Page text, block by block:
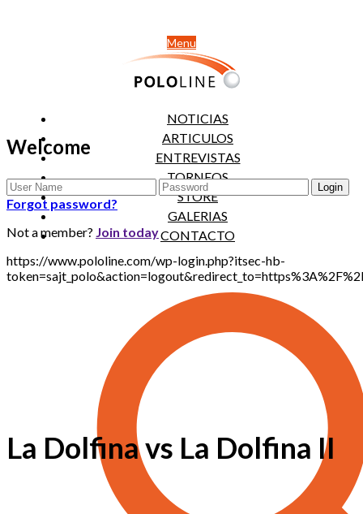
Menu
NOTICIAS
ARTICULOS
ENTREVISTAS
TORNEOS
STORE
GALERIAS
CONTACTO
Welcome
Forgot password?
Not a member? Join today
https://www.pololine.com/wp-login.php?itsec-hb-
La Dolfina vs La Dolfina II